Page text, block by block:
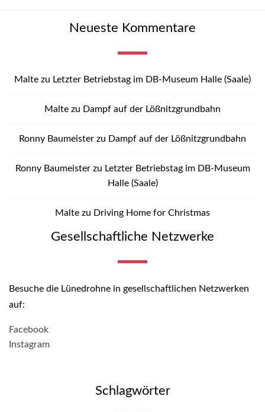
Neueste Kommentare
Malte zu Letzter Betriebstag im DB-Museum Halle (Saale)
Malte zu Dampf auf der Lößnitzgrundbahn
Ronny Baumeister zu Dampf auf der Lößnitzgrundbahn
Ronny Baumeisterzu Letzter Betriebstag im DB-Museum
Halle (Saale)
Malte zu Driving Home for Christmas
Gesellschaftliche Netzwerke
Besuche die Lünedrohne in gesellschaftlichen Netzwerken
auf:
Facebook
Instagram
Schlagwörter